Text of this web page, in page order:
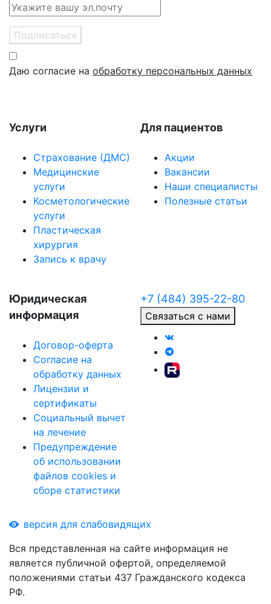
Подписаться
Даю согласие на обработку персональных данных
Услуги
Страхование (ДМС)
Медицинские
услуги
Косметологические
услуги
Пластическая
хирургия
Запись к врачу
Для пациентов
Акции
Вакансии
Наши специалисты
Полезные статьи
Юридическая
информация
Договор-оферта
Согласие на
обработку данных
Лицензии и
сертификаты
Социальный вычет
на лечение
Предупреждение
об использовании
файлов cookies и
сборе статистики
+7 (484) 395-22-80
Связаться с нами
версия для слабовидящих
Вся представленная на сайте информация не
является публичной офертой, определяемой
положениями статьи 437 Гражданского кодекса
РФ.